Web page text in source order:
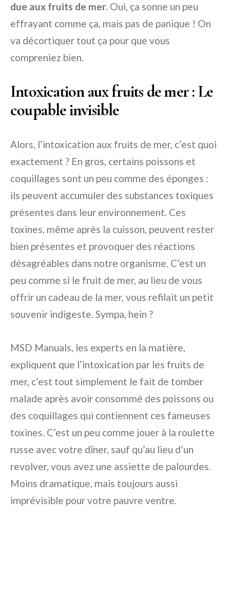
due aux fruits de mer. Oui, ça sonne un peu
effrayant comme ça, mais pas de panique ! On
va décortiquer tout ça pour que vous
compreniez bien.
Intoxication aux fruits de mer : Le
coupable invisible
Alors, l’intoxication aux fruits de mer, c’est quoi
exactement ? En gros, certains poissons et
coquillages sont un peu comme des éponges :
ils peuvent accumuler des substances toxiques
présentes dans leur environnement. Ces
toxines, même après la cuisson, peuvent rester
bien présentes et provoquer des réactions
désagréables dans notre organisme. C’est un
peu comme si le fruit de mer, au lieu de vous
offrir un cadeau de la mer, vous refilait un petit
souvenir indigeste. Sympa, hein ?
MSD Manuals, les experts en la matière,
expliquent que l’intoxication par les fruits de
mer, c’est tout simplement le fait de tomber
malade après avoir consommé des poissons ou
des coquillages qui contiennent ces fameuses
toxines. C’est un peu comme jouer à la roulette
russe avec votre dîner, sauf qu’au lieu d’un
revolver, vous avez une assiette de palourdes.
Moins dramatique, mais toujours aussi
imprévisible pour votre pauvre ventre.